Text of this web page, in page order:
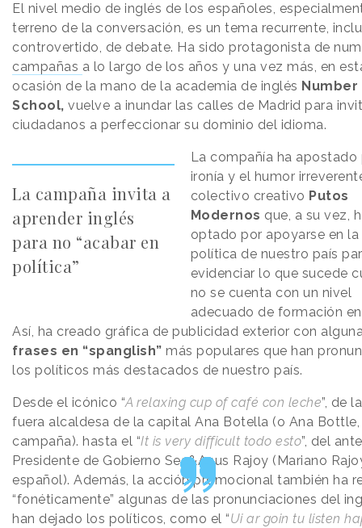
El nivel medio de inglés de los españoles,
terreno de la conversación, es un tema recurrente,
controvertido, de debate. Ha sido protagonista de
campañas a lo largo de los años y una vez más, en
ocasión de la mano de la academia de inglés Number
School, vuelve a inundar las calles de Madrid para
ciudadanos a perfeccionar su dominio del idioma.
La campaña invita a
aprender inglés
para no “acabar en
política”
La compañía ha apostado
ironía y el humor
colectivo creativo Putos
Modernos que, a su vez,
optado por apoyarse en la
política de nuestro país
evidenciar lo que sucede
no se cuenta con un nivel
adecuado de formación
Así, ha creado gráfica de publicidad exterior con
frases en “spanglish” más populares que han
los políticos más destacados de nuestro país.
Desde el icónico “A relaxing cup of café con leche”, de
fuera alcaldesa de la capital Ana Botella (o Ana
campaña). hasta el “It is very difficult todo esto”, del
Presidente de Gobierno Sea&Anus Rajoy (Mariano
español). Además, la acción promocional también ha
“fonéticamente” algunas de las pronunciaciones del
han dejado los políticos, como el “Ui ar goin tu listen